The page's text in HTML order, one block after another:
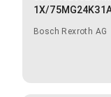
1X/
Bosch Rexroth AG